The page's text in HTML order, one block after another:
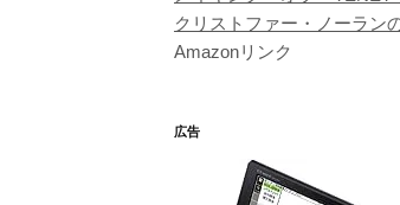
クリストファー・ノーラン
Amazonリンク
広告